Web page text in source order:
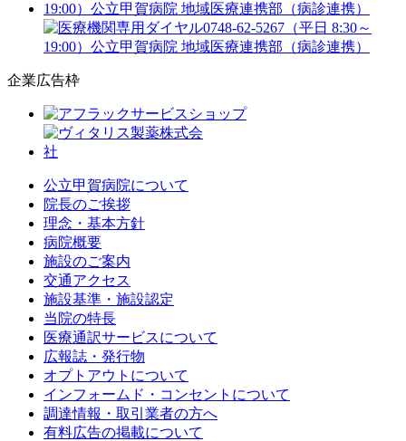
企業広告枠
公立甲賀病院について
院長のご挨拶
理念・基本方針
病院概要
施設のご案内
交通アクセス
施設基準・施設認定
当院の特長
医療通訳サービスについて
広報誌・発行物
オプトアウトについて
インフォームド・コンセントについて
調達情報・取引業者の方へ
有料広告の掲載について